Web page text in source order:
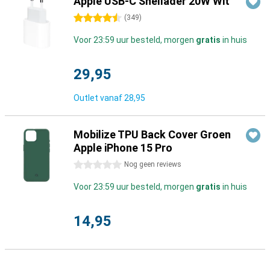
4.5 sterren (349)
Voor 23:59 uur besteld, morgen gratis in huis
29,95
Outlet vanaf 28,95
Mobilize TPU Back Cover Groen
Apple iPhone 15 Pro
0 sterren Nog geen reviews
Voor 23:59 uur besteld, morgen gratis in huis
14,95